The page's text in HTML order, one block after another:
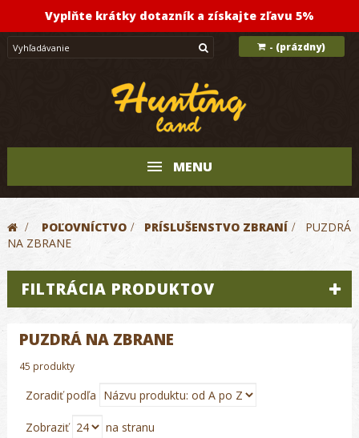
Vyplňte krátky dotazník a získajte zľavu 5%
- (prázdny)
MENU
> POĽOVNÍCTVO > PRÍSLUŠENSTVO ZBRANÍ >
PUZDRÁ
NA ZBRANE
FILTRÁCIA PRODUKTOV
PUZDRÁ NA ZBRANE
45 produkty
Zoradiť podľa
Zobraziť na stranu